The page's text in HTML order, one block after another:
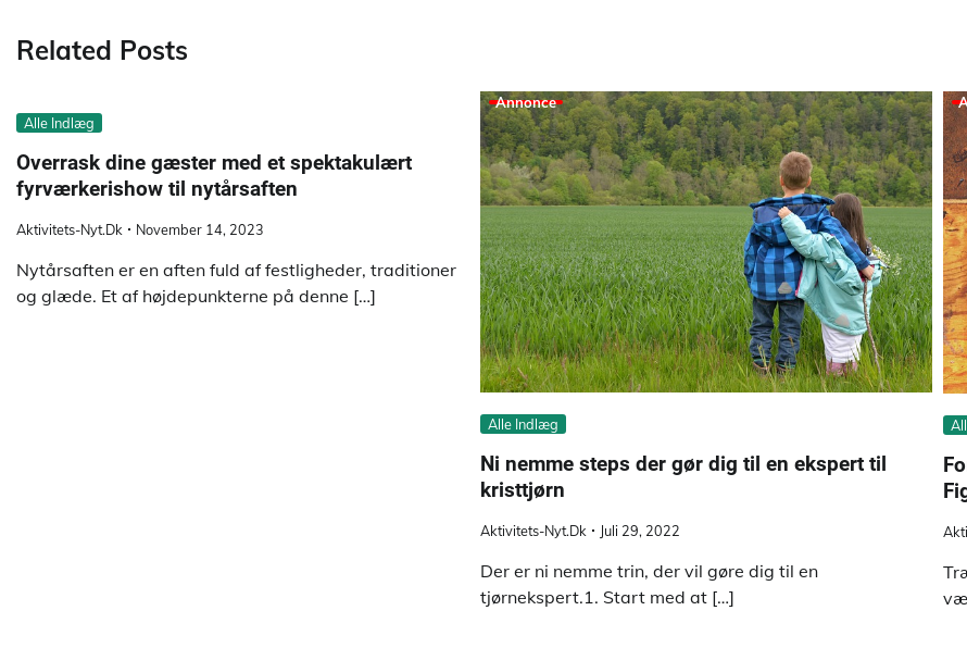
Related Posts
Alle Indlæg
Overrask dine gæster med et spektakulært
fyrværkerishow til nytårsaften
Aktivitets-Nyt.dk November 14, 2023
Nytårsaften er en aften fuld af festligheder, traditioner
og glæde. Et af højdepunkterne på denne […]
Annonce
Alle Indlæg
Ni nemme steps der gør dig til en ekspert til
kristtjørn
Aktivitets-Nyt.dk Juli 29, 2022
Der er ni nemme trin, der vil gøre dig til en
tjørnekspert.1. Start med at […]